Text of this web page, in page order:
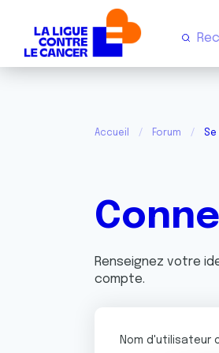
Accueil Forum
Renseignez votre
compte.
Nom d'utilisateur